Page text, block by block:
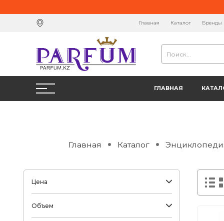
Главная Каталог Бренды
ГЛАВНАЯ
Главная Каталог
Цена
Объем